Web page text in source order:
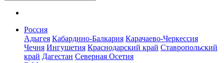
Россия
Адыгея Кабардино-Балкария Карачаево-Черкессия
Чечня Ингушетия Краснодарский край Ставропольский
край Дагестан Северная Осетия